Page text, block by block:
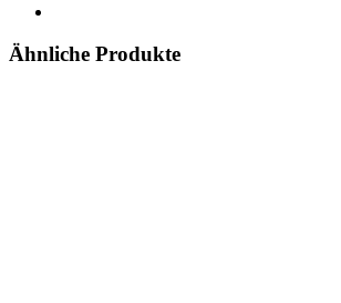
Ähnliche Produkte